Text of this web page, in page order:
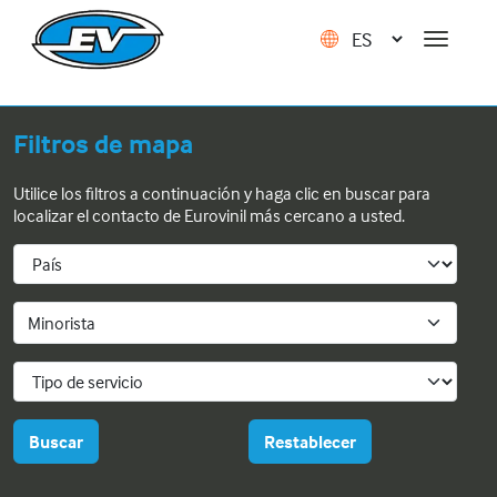
Filtros de mapa
Utilice los filtros a continuación y haga clic en buscar para
localizar el contacto de Eurovinil más cercano a usted.
Minorista
Buscar Restablecer